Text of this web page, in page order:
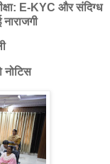
E-KYC और संदिग्ध
नोटिस